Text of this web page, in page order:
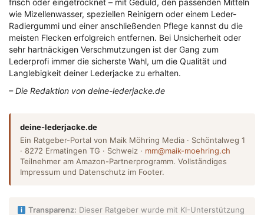
frisch oder eingetrocknet – mit Geduld, den passenden Mitteln
wie Mizellenwasser, speziellen Reinigern oder einem Leder-
Radiergummi und einer anschließenden Pflege kannst du die
meisten Flecken erfolgreich entfernen. Bei Unsicherheit oder
sehr hartnäckigen Verschmutzungen ist der Gang zum
Lederprofi immer die sicherste Wahl, um die Qualität und
Langlebigkeit deiner Lederjacke zu erhalten.
– Die Redaktion von deine-lederjacke.de
deine-lederjacke.de
Ein Ratgeber-Portal von Maik Möhring Media · Schöntalweg 1
· 8272 Ermatingen TG · Schweiz · mm@maik-moehring.ch
Teilnehmer am Amazon-Partnerprogramm. Vollständiges
Impressum und Datenschutz im Footer.
Transparenz: Dieser Ratgeber wurde mit KI-Unterstützung